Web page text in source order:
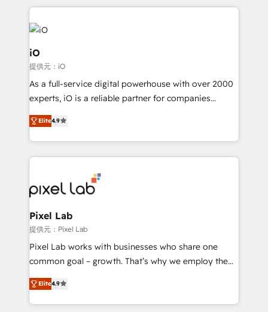
250+ HubSpot experts across Europe – ready to
build a CRM architecture optimized to support your
business goals. Talk to us if you’re looking to: -
Connect marketing, sales and operations around one
reliable source of truth - Unlock the full value of your
CRM and marketing data, not just implement a
system - Accelerate impact with a partner who
iO
提供元：iO
As a full-service digital powerhouse with over 2000
experts, iO is a reliable partner for companies
looking to strengthen their position in the fields of
marketing, technology, content, strategy and
creation. iO combines in-depth knowledge on both
the marketing and technology end of HubSpot,
from end-to-end. Teams of marketing specialists,
developers, copywriters and designers work side by
side to meet the specific demands of every client
and project. Dedicated HubSpot teams combine all
skills for HubSpot projects from strategy to
implementation and training. Skilled in-house
complex API integrations with external platforms.
Working from several campuses across Belgium, The
Elite4.9
Pixel Lab
提供元：Pixel Lab
Pixel Lab works with businesses who share one
common goal – growth. That’s why we employ the
latest innovations in disruptive technology in our
approach to web design, sales enablement and
inbound marketing that deliver month-on-month
Elite4.9